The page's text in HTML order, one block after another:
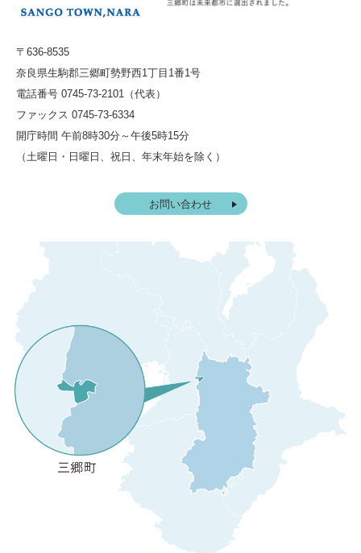
〒636-8535
奈良県生駒郡三郷町勢野西1丁目1番1号
電話番号 0745-73-2101（代表）
ファックス 0745-73-6334
開庁時間 午前8時30分～午後5時15分
（土曜日・日曜日、祝日、年末年始を除く）
お問い合わせ